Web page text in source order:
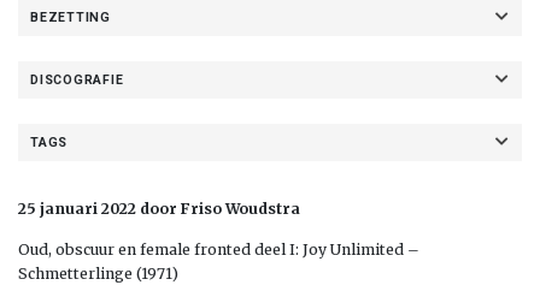
BEZETTING
DISCOGRAFIE
TAGS
25 januari 2022 door Friso Woudstra
Oud, obscuur en female fronted deel I: Joy Unlimited –
Schmetterlinge (1971)